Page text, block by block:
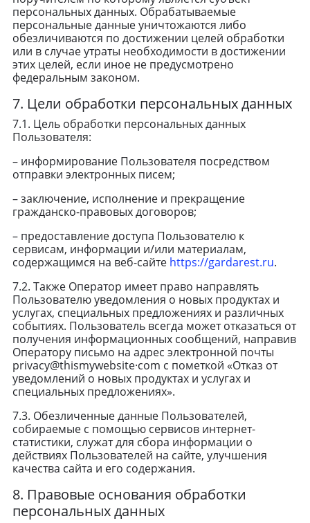
персональных данных. Обрабатываемые
персональные данные уничтожаются либо
обезличиваются по достижении целей обработки
или в случае утраты необходимости в достижении
этих целей, если иное не предусмотрено
федеральным законом.
7. Цели обработки персональных данных
7.1. Цель обработки персональных данных
Пользователя:
– информирование Пользователя посредством
отправки электронных писем;
– заключение, исполнение и прекращение
гражданско-правовых договоров;
– предоставление доступа Пользователю к
сервисам, информации и/или материалам,
содержащимся на веб-сайте https://gardarest.ru.
7.2. Также Оператор имеет право направлять
Пользователю уведомления о новых продуктах и
услугах, специальных предложениях и различных
событиях. Пользователь всегда может отказаться от
получения информационных сообщений, направив
Оператору письмо на адрес электронной почты
privacy@thismywebsite·com с пометкой «Отказ от
уведомлений о новых продуктах и услугах и
специальных предложениях».
7.3. Обезличенные данные Пользователей,
собираемые с помощью сервисов интернет-
статистики, служат для сбора информации о
действиях Пользователей на сайте, улучшения
качества сайта и его содержания.
8. Правовые основания обработки
персональных данных